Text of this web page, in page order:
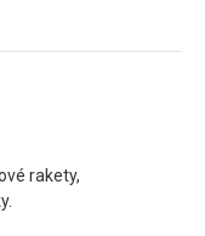
rakety,